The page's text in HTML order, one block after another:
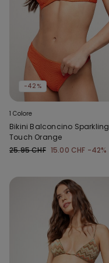
-42%
1 Colore
Bikini Balconcino Sparkling
Touch Orange
25.95 CHF 15.00 CHF -42%